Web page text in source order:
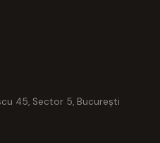
45, Sector 5, București